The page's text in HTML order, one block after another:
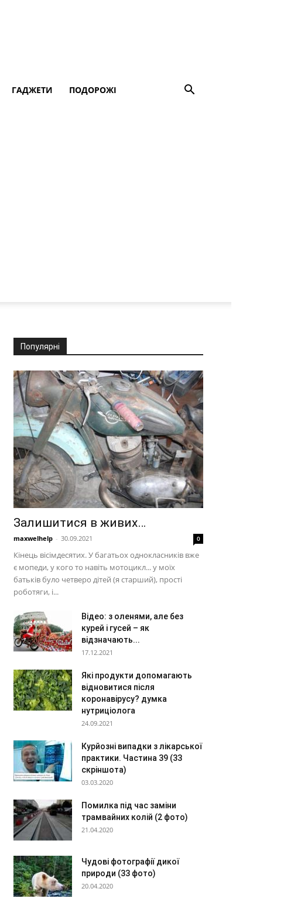
ГАДЖЕТИ ПОДОРОЖІ
Популярні
Залишитися в живих…
maxwelhelp - 30.09.2021 0
Кінець вісімдесятих. У багатьох однокласників вже
є мопеди, у кого то навіть мотоцикл... у моїх
батьків було четверо дітей (я старший), прості
роботяги, і...
Відео: з оленями, але без
курей і гусей – як
відзначають...
17.12.2021
Які продукти допомагають
відновитися після
коронавірусу? думка
нутриціолога
24.09.2021
Курйозні випадки з лікарської
практики. Частина 39 (33
скріншота)
03.03.2020
Помилка під час заміни
трамвайних колій (2 фото)
21.04.2020
Чудові фотографії дикої
природи (33 фото)
20.04.2020